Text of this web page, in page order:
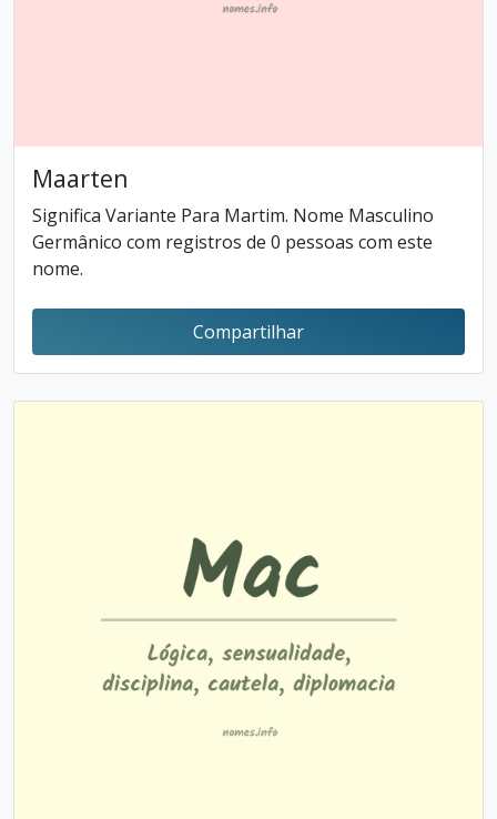
Maarten
Significa Variante Para Martim. Nome Masculino
Germânico com registros de 0 pessoas com este
nome.
Compartilhar